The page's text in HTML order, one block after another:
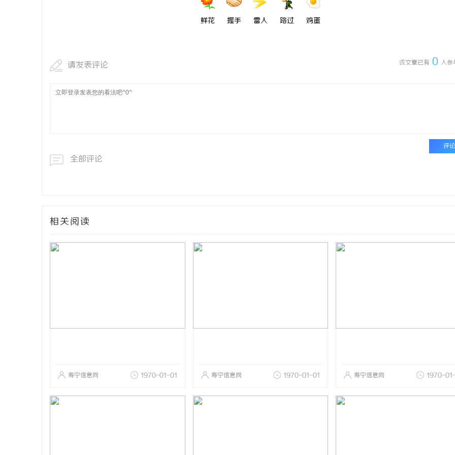
鲜花 握手 雷人 路过 鸡蛋
该文章已有 0 人参
请发表评论
评论
全部评论
相关阅读
寿宁信息网 1970-01-01 寿宁信息网 1970-01-01 寿宁信息网 1970-